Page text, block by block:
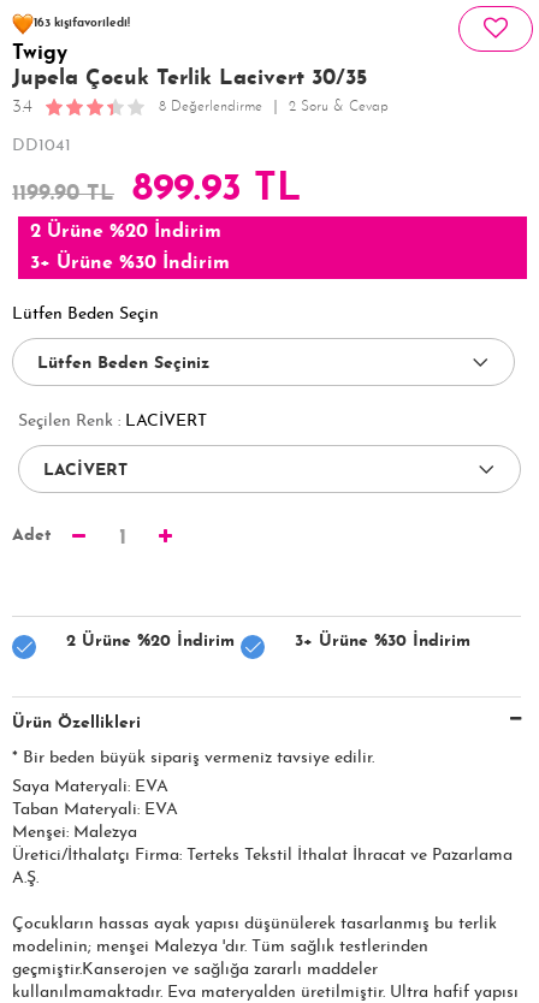
163 kişifavoriledi!
34 kişi
218 kişi
Twigy
Jupela Çocuk Terlik Lacivert 30/35
3.4 8 Değerlendirme 2 Soru & Cevap
DD1041
1199.90 TL 899.93 TL
2 Ürüne %20 İndirim
3+ Ürüne %30 İndirim
Lütfen Beden Seçin
Seçilen Renk : LACİVERT
Adet 1
2 Ürüne %20 İndirim 3+ Ürüne %30 İndirim
Ürün Özellikleri
* Bir beden büyük sipariş vermeniz tavsiye edilir.
Saya Materyali: EVA
Taban Materyali: EVA
Menşei: Malezya
Üretici/İthalatçı Firma: Terteks Tekstil İthalat İhracat ve Pazarlama
A.Ş.​​​
Çocukların hassas ayak yapısı düşünülerek tasarlanmış bu terlik
modelinin; menşei Malezya 'dır. Tüm sağlık testlerinden
geçmiştir.Kanserojen ve sağlığa zararlı maddeler
kullanılmamaktadır. Eva materyalden üretilmiştir. Ultra hafif yapısı